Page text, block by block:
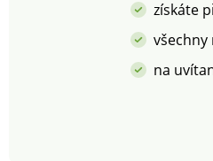
získáte
na